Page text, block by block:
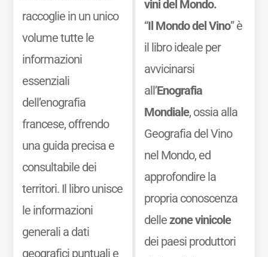
raccoglie in un unico
volume tutte le
informazioni
essenziali
dell’enografia
francese, offrendo
una guida precisa e
consultabile dei
territori. Il libro unisce
le informazioni
generali a dati
geografici puntuali e
vini del Mondo.
“Il Mondo del Vino” è
il libro ideale per
avvicinarsi
all’Enografia
Mondiale, ossia alla
Geografia del Vino
nel Mondo, ed
approfondire la
propria conoscenza
dellezone vinicole
dei paesi produttori